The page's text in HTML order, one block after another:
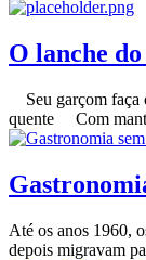
O lanche
Seu garçom
quente Com
Até os anos 1960,
depois migravam